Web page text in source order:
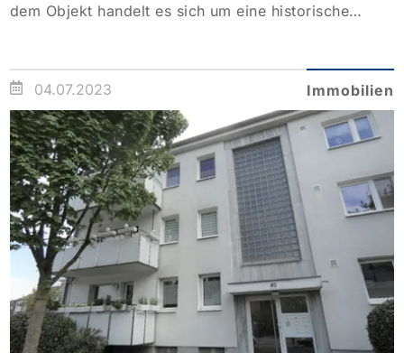
dem Objekt handelt es sich um eine historische
ausbaufähigem Wirtschaftsgebäude mit ca. 500 m²
Nutzfläche. Im Wirtschaftsgebäude sind zurzeit ein
Wellnessbereich mit Sauna, die Heizungsanlage,
Abstellräume und die Garage untergebracht. Der
charmante Hof wurde bereits im 14. Jahrhundert
historisch erwähnt und vor ca. […]
04.07.2023 Immobilien